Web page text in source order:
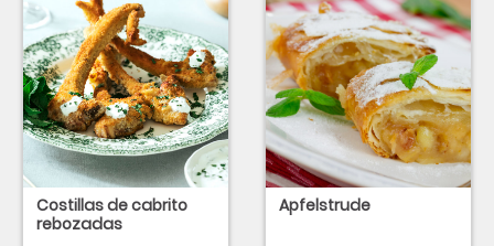
Costillas de cabrito
rebozadas
Apfelstrude